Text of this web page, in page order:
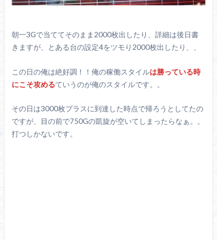
朝一3Gで当ててそのまま2000枚出したり、詳細は後日書
きますが、とある台の設定4をツモり2000枚出したり、、
この日の俺は絶好調！！俺の稼働スタイルは勝っている時
にこそ攻めるていうのが俺のスタイルです。。
その日は3000枚プラスに到達した時点で帰ろうとしてたの
ですが、目の前で750Gの凱旋が空いてしまったらなぁ。。
打つしかないです。